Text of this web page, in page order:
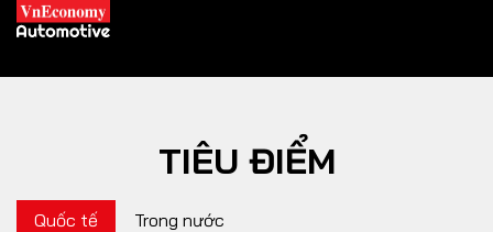
XE XANH
TIÊU ĐIỂM
Quốc tế Trong nước